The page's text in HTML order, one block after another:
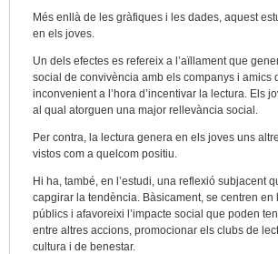
Més enllà de les gràfiques i les dades, aquest
en els joves.
Un dels efectes es refereix a l’aïllament que
social de convivència amb els companys i amics
inconvenient a l’hora d’incentivar la lectura. Els
al qual atorguen una major rellevància social.
Per contra, la lectura genera en els joves uns
vistos com a quelcom positiu.
Hi ha, també, en l’estudi, una reflexió subjacent
capgirar la tendència. Bàsicament, se centren
públics i afavoreixi l’impacte social que poden
entre altres accions, promocionar els clubs de
cultura i de benestar.